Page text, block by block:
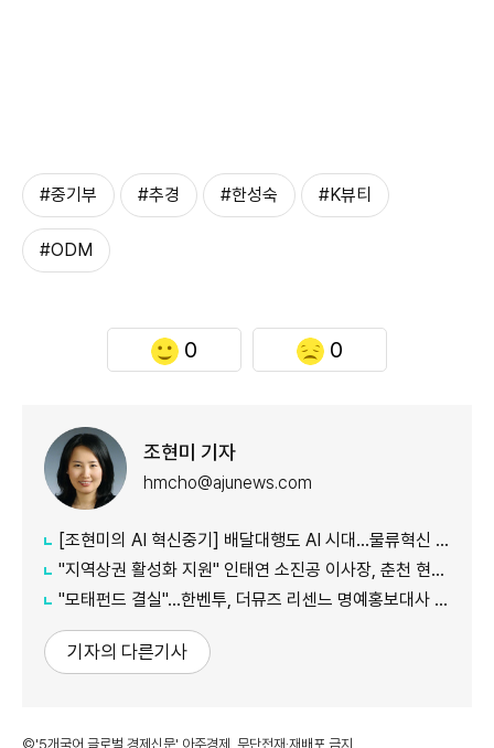
#중기부 #추경 #한성숙 #K뷰티
#ODM
0 0
조현미 기자
hmcho@ajunews.com
[조현미의 AI 혁신중기] 배달대행도 AI 시대…물류혁신 선도하는 부릉
"지역상권 활성화 지원" 인태연 소진공 이사장, 춘천 현장방문
"모태펀드 결실"…한벤투, 더뮤즈 리센느 명예홍보대사 임명
기자의 다른기사
©'5개국어 글로벌 경제신문' 아주경제. 무단전재·재배포 금지